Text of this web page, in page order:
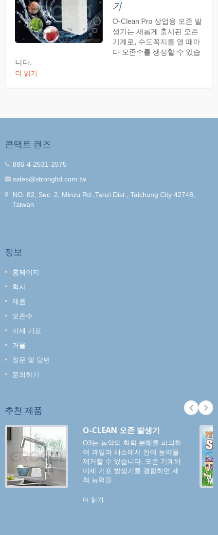
기
O-Clean Pro 상업용 오존 발
생기는 새롭게 출시된 오존
기계로, 수도꼭지를 열 때마
다 오존수를 생성할 수 있습
니다.
더 읽기
콘택트 렌즈
886-4-2531-2575
sales@strongltd.com.tw
NO. 82, Sec. 2, Minzu Rd.,Tanzi Dist., Taichung City 42748,
Taiwan
정보
홈페이지
회사
제품
오존수
미세 기포
거울
질문 및 답변
문의하기
추천 제품
O-CLEAN 오존 발생기
O3는 농약의 화학 분해를 파괴하
여 과일과 채소에서 잔여 농약을
제거할 수 있습니다. 오존 기계와
미세 기포 발생기를 결합하면 세
척 능력을...
더 읽기